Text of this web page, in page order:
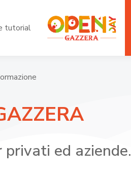
tutorial
privati ed aziende.